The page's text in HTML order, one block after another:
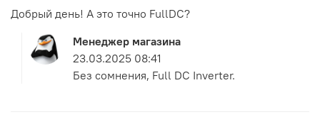
Добрый день! А это точно FullDC?
Менеджер магазина
23.03.2025 08:41
Без сомнения, Full DC Inverter.